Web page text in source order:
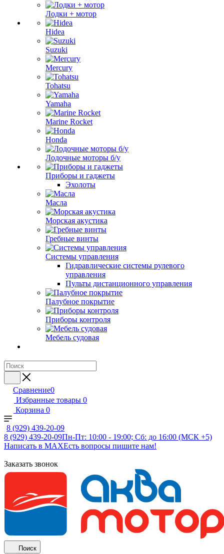
Лодки + мотор
Hidea
Suzuki
Mercury
Tohatsu
Yamaha
Marine Rocket
Honda
Лодочные моторы б/у
Приборы и гаджеты
Эхолоты
Масла
Морская акустика
Гребные винты
Системы управления
Гидравлические системы рулевого
управления
Пульты дистанционного управления
Палубное покрытие
Приборы контроля
Мебель судовая
Сравнение0
Избранные товары 0
Корзина 0
8 (929) 439-20-09
8 (929) 439-20-09Пн-Пт: 10:00 - 19:00; Сб: до 16:00 (МСК +5)
Написать в MAXЕсть вопросы пишите нам!
Заказать звонок
Поиск